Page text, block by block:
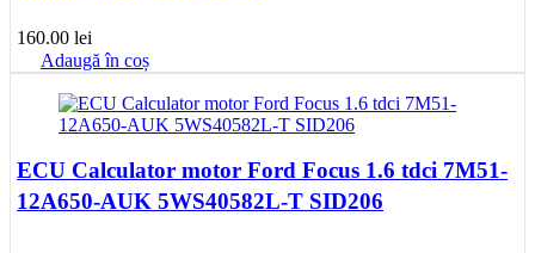
160.00 lei
Adaugă în coș
ECU Calculator motor Ford Focus 1.6 tdci 7M51-
12A650-AUK 5WS40582L-T SID206